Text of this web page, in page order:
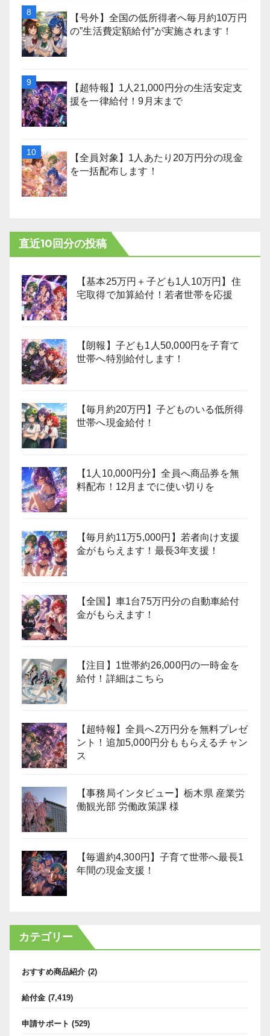
【号外】全国の低所得者へ毎月約10万円
の”生活費定額給付”が実施されます！
【超特報】1人21,000円分の生活安定支
援を一律給付！9月末まで
【全員対象】1人あたり20万円分の現金
を一括配布します！
直近10回分の投稿
【基本25万円＋子ども1人10万円】住
宅取得で加算給付！若者世帯を応援
【朗報】子ども1人50,000円を子育て
世帯へ特別給付します！
【毎月約20万円】子どものいる低所得
世帯へ現金給付！
【1人10,000円分】全員へ商品券を無
料配布！12月までに使い切りを
【毎月約11万5,000円】若者向け支援
金がもらえます！最長3年支援！
【全国】車1台75万円分の自動車給付
金がもらえます！
【注目】1世帯約26,000円の一時金を
給付！詳細はこちら
【超特報】全員へ2万円分を無料プレゼ
ント！追加5,000円分ももらえるチャン
ス
【事務局インタビュー】栃木県 産業労
働観光部 労働政策課 様
【毎週約4,300円】子育て世帯へ最長1
年間の現金支援！
カテゴリー
おすすめ商品紹介 (2)
給付金 (7,419)
申請サポート (529)